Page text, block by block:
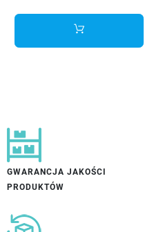
GWARANCJA JAKOŚCI
PRODUKTÓW